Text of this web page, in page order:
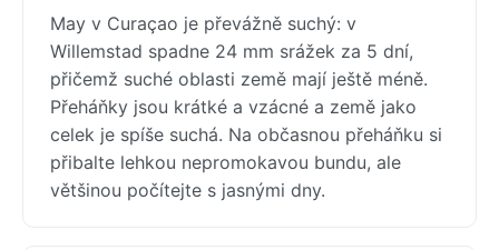
May v Curaçao je převážně suchý: v
Willemstad spadne 24 mm srážek za 5 dní,
přičemž suché oblasti země mají ještě méně.
Přeháňky jsou krátké a vzácné a země jako
celek je spíše suchá. Na občasnou přeháňku si
přibalte lehkou nepromokavou bundu, ale
většinou počítejte s jasnými dny.